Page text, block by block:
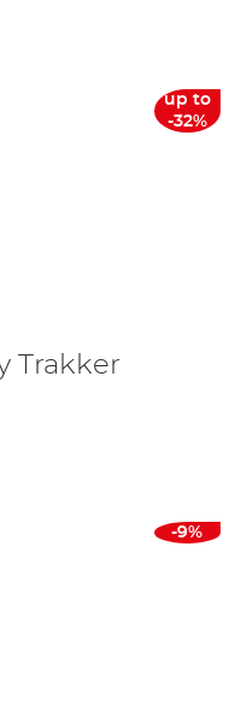
up to
-32%
Trakker
-9%